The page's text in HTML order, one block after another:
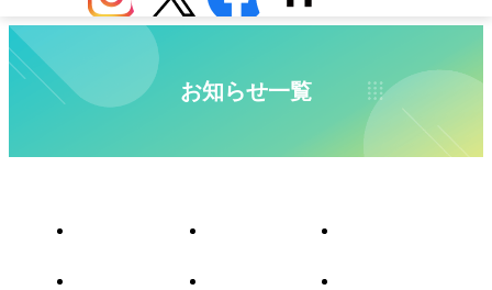
お知らせ一覧